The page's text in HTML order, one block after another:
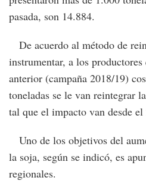
pasada, son 14.884.
De acuerdo al método de
instrumentar, a los
anterior (campaña 2018/19)
toneladas se le van reintegrar
tal que el impacto van desde
Uno de los objetivos del
la soja, según se indicó, es
regionales.